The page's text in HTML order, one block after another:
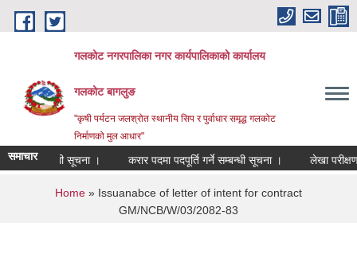
Skip to main content
गलकोट नगरपालिका नगर कार्यपालिकाको कार्यालय
गलकोट बागलुङ
"कृषी पर्यटन जलश्रोत स्थानीय सिप र पुर्वाधार समृद्ध गलकोट
निर्माणको मुल आधार"
समाचारसम्बन्धी सूचना । करार पदमा पदपूर्ति गर्ने सम्बन्धी सूचना । लेखा
You are here
Home » Issuanabce of letter of intent for contract
GM/NCB/W/03/2082-83